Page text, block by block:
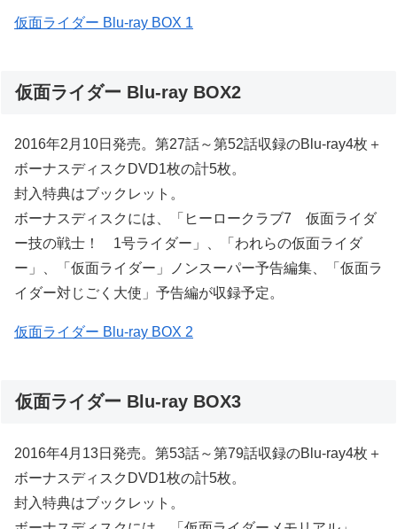
仮面ライダー Blu-ray BOX 1
仮面ライダー Blu-ray BOX2
2016年2月10日発売。第27話～第52話収録のBlu-ray4枚＋
ボーナスディスクDVD1枚の計5枚。
封入特典はブックレット。
ボーナスディスクには、「ヒーロークラブ7 仮面ライダ
ー技の戦士！ 1号ライダー」、「われらの仮面ライダ
ー」、「仮面ライダー」ノンスーパー予告編集、「仮面ラ
イダー対じごく大使」予告編が収録予定。
仮面ライダー Blu-ray BOX 2
仮面ライダー Blu-ray BOX3
2016年4月13日発売。第53話～第79話収録のBlu-ray4枚＋
ボーナスディスクDVD1枚の計5枚。
封入特典はブックレット。